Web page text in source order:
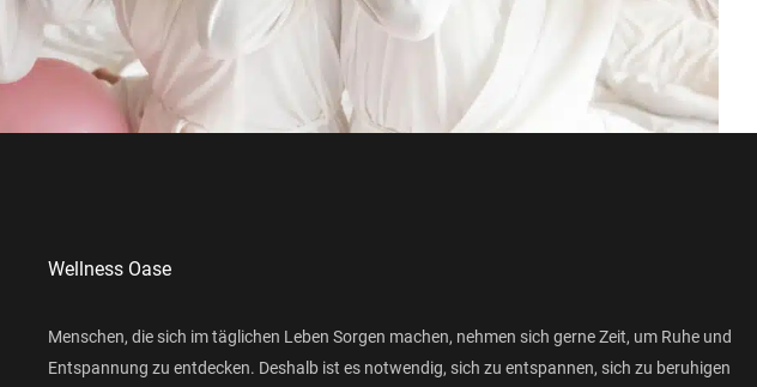
Wellness Oase
Menschen, die sich im täglichen Leben Sorgen machen, nehmen sich gerne Zeit, um Ruhe und
Entspannung zu entdecken. Deshalb ist es notwendig, sich zu entspannen, sich zu beruhigen